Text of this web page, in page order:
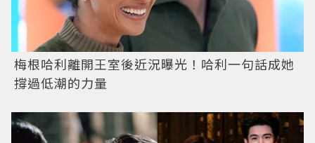
梅根哈利離開王室後近況曝光！哈利一句話成她
撐過低潮的力量